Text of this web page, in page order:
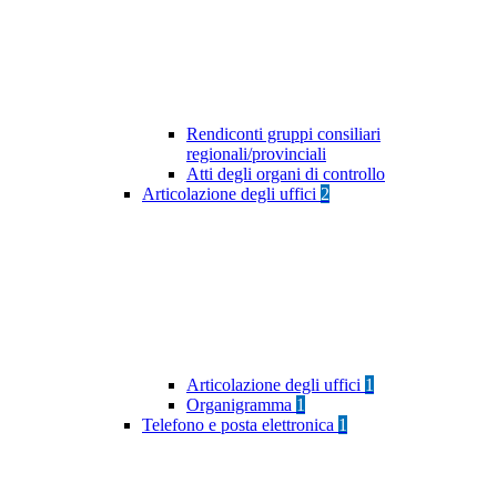
Rendiconti gruppi consiliari
regionali/provinciali
Atti degli organi di controllo
Articolazione degli uffici 2
Articolazione degli uffici 1
Organigramma 1
Telefono e posta elettronica 1